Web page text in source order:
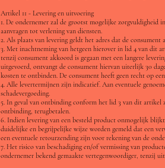
Artikel 11 - Levering en uitvoering
1. De ondernemer zal de grootst mogelijke
aanvragen tot verlening van diensten.
2. Als plaats van levering geldt het adres dat de consument
3. Met inachtneming van hetgeen hierover in lid 4 van dit
tenzij consument akkoord is gegaan met een langere
uitgevoerd, ontvangt de consument hiervan uiterlijk 30
kosten te ontbinden. De consument heeft geen recht op een
4. Alle levertermijnen zijn indicatief. Aan eventuele
schadevergoeding.
5. In geval van ontbinding conform het lid 3 van dit artikel
ontbinding, terugbetalen.
6. Indien levering van een besteld product onmogelijk
duidelijke en begrijpelijke wijze worden gemeld dat een
een eventuele retourzending zijn voor rekening van de
7. Het risico van beschadiging en/of vermissing van
ondernemer bekend gemaakte vertegenwoordiger, tenzij